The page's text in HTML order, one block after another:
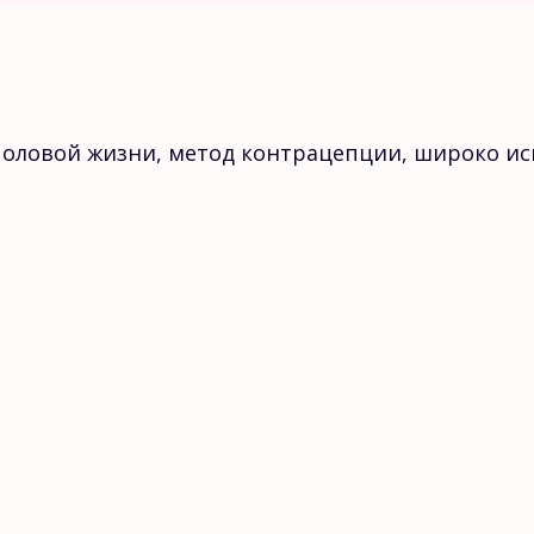
жизни, метод контрацепции, широко